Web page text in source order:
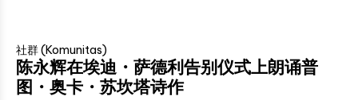
社群 (Komunitas)
陈永辉在埃迪・萨德利告别仪式上朗诵普
图・奥卡・苏坎塔诗作